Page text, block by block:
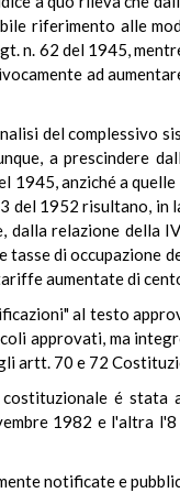
riferimento alle
n. 62 del 1945,
ad
del complessivo
a prescindere
1945, anziché a
1952 risultano, in
relazione della
di occupazione
aumentate di
al testo
approvati, ma
artt. 70 e 72
é stata
1982 e l'altra
notificate e